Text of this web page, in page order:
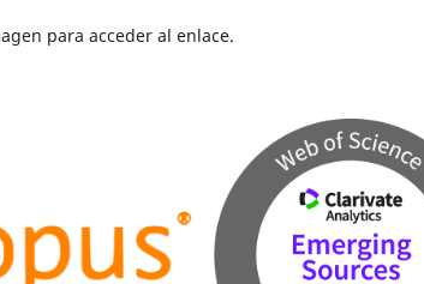
para acceder al enlace.